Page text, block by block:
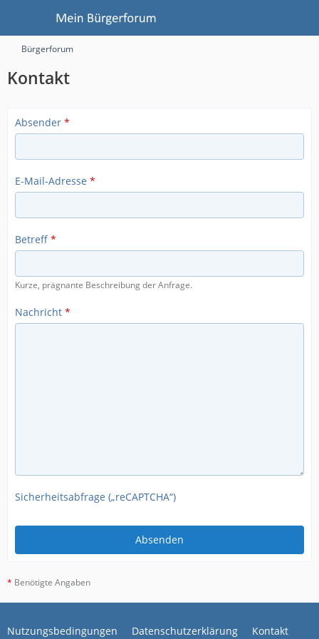
Bürgerforum
Kontakt
Absender *
E-Mail-Adresse *
Betreff *
Kurze, prägnante Beschreibung der Anfrage.
Nachricht *
Sicherheitsabfrage („reCAPTCHA“)
* Benötigte Angaben
Nutzungsbedingungen Datenschutzerklärung Kontakt